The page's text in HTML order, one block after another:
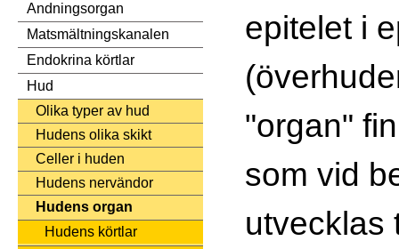
Andningsorgan
Matsmältningskanalen
Endokrina körtlar
Hud
Olika typer av hud
Hudens olika skikt
Celler i huden
Hudens nervändor
Hudens organ
Hudens körtlar
epitelet i
"organ"
som vid
utvecklas